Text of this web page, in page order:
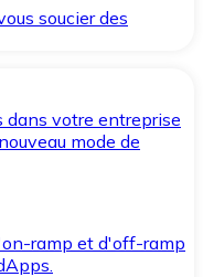
soucier des
votre entreprise
mode de
ramp et d'off-ramp